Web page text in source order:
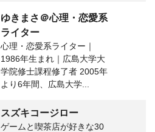
ゆきまさ＠心理・恋愛系
ライター
心理・恋愛系ライター｜
1986年生まれ｜広島大学大
学院修士課程修了者 2005年
より6年間、広島大学...
スズキコージロー
ゲームと喫茶店が好きな30